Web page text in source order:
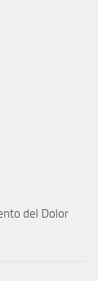
del Dolor